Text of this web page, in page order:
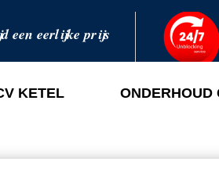
een eerlijke prijs
KETEL ONDERHOUD